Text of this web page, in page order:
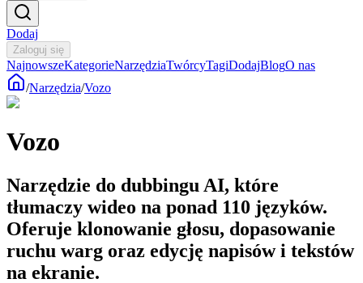
Dodaj
Zaloguj się
NajnowszeKategorieNarzędziaTwórcyTagiDodajBlogO nas
/Narzędzia/Vozo
Vozo
Narzędzie do dubbingu AI, które
tłumaczy wideo na ponad 110 języków.
Oferuje klonowanie głosu, dopasowanie
ruchu warg oraz edycję napisów i tekstów
na ekranie.